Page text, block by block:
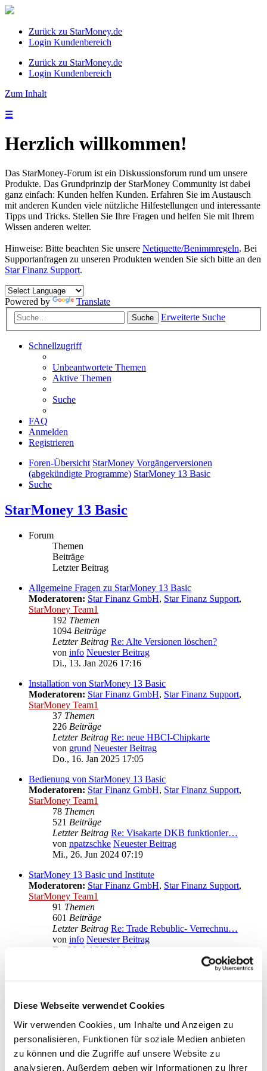
Diese Webseite verwendet Cookies
Wir verwenden Cookies, um Inhalte und Anzeigen zu
personalisieren, Funktionen für soziale Medien anbieten
zu können und die Zugriffe auf unsere Website zu
analysieren. Außerdem geben wir Informationen zu Ihrer
Zurück zu StarMoney.de
Login Kundenbereich
Zurück zu StarMoney.de
Login Kundenbereich
Zum Inhalt
☰
Herzlich willkommen!
Das StarMoney-Forum ist ein Diskussionsforum rund um unsere
Produkte. Das Grundprinzip der StarMoney Community ist dabei
ganz einfach: Kunden helfen Kunden. Erfahren Sie im Austausch
mit anderen Kunden viele nützliche Hilfestellungen und interessante
Tipps und Tricks. Stellen Sie Ihre Fragen und helfen Sie mit Ihrem
Wissen anderen weiter.
Hinweise: Bitte beachten Sie unsere Netiquette/Benimmregeln. Bei
Supportanfragen zu unseren Produkten wenden Sie sich bitte an den
Star Finanz Support.
Powered by Translate
Suche Erweiterte Suche
Schnellzugriff
Unbeantwortete Themen
Aktive Themen
Suche
FAQ
Anmelden
Registrieren
Foren-Übersicht StarMoney Vorgängerversionen
(abgekündigte Programme) StarMoney 13 Basic
Suche
StarMoney 13 Basic
Forum
Themen
Beiträge
Letzter Beitrag
Allgemeine Fragen zu StarMoney 13 Basic
Moderatoren: Star Finanz GmbH, Star Finanz Support,
StarMoney Team1
192 Themen
1094 Beiträge
Letzter Beitrag Re: Alte Versionen löschen?
von info Neuester Beitrag
Di., 13. Jan 2026 17:16
Installation von StarMoney 13 Basic
Moderatoren: Star Finanz GmbH, Star Finanz Support,
StarMoney Team1
37 Themen
226 Beiträge
Letzter Beitrag Re: neue HBCI-Chipkarte
von grund Neuester Beitrag
Do., 16. Jan 2025 17:05
Bedienung von StarMoney 13 Basic
Moderatoren: Star Finanz GmbH, Star Finanz Support,
StarMoney Team1
78 Themen
521 Beiträge
Letzter Beitrag Re: Visakarte DKB funktionier…
von npatzschke Neuester Beitrag
Mi., 26. Jun 2024 07:19
StarMoney 13 Basic und Institute
Moderatoren: Star Finanz GmbH, Star Finanz Support,
StarMoney Team1
91 Themen
601 Beiträge
Letzter Beitrag Re: Trade Rebublic- Verrechnu…
von info Neuester Beitrag
Fr., 26. Jul 2024 06:18
Anregungen und Wünsche zu StarMoney 13 Basic
Moderatoren: Star Finanz GmbH,Star Finanz Support,
Gehe zu
Star Finanz GmbH
↳ Ankündigungen der Star Finanz GmbH
↳ Inhalte OnlineUpdates (Produktaktualisierungen)